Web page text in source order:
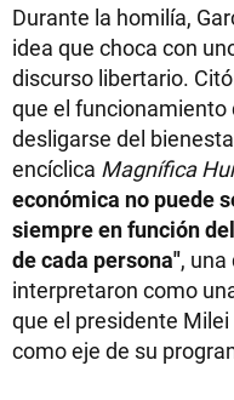
Durante la homilía,
idea que choca con
discurso libertario.
que el funcionamiento
desligarse del
encíclica Magnífica
económica no puede
siempre en función
de cada persona",
interpretaron como
que el presidente
como eje de su